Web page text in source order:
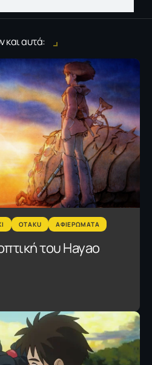
και αυτά:
OTAKU ΑΦΙΕΡΩΜΑΤΑ
του Hayao